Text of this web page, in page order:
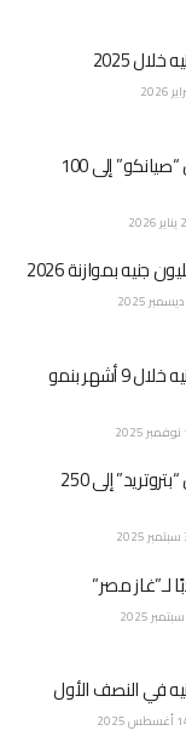
“غاز مصر” تعتمد زيادة رأسمال “صيانكو” إلى 100
“غاز مصر” تربح 225.2 مليون جنيه خلال 9 أشهر بنمو
“غاز مصر” تعتمد زيادة رأسمال “بتروتريد” إلى 250
لـ”غاز مصر”